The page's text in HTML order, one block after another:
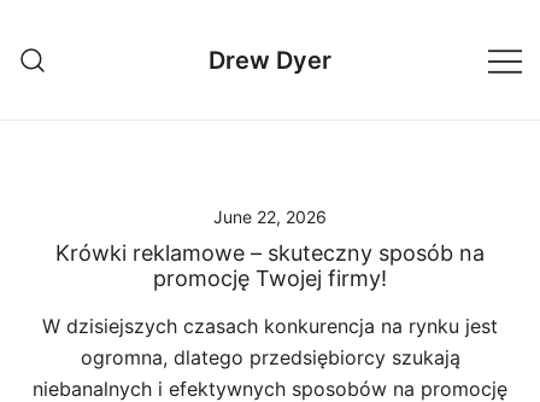
content
Drew Dyer
June 22, 2026
Krówki reklamowe – skuteczny sposób na
promocję Twojej firmy!
W dzisiejszych czasach konkurencja na rynku jest
ogromna, dlatego przedsiębiorcy szukają
niebanalnych i efektywnych sposobów na promocję